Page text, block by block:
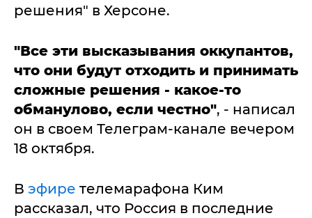
решения" в Херсоне.
"Все эти высказывания оккупантов,
что они будут отходить и принимать
сложные решения - какое-то
обманулово, если честно", - написал
он в своем Телеграм-канале вечером
18 октября.
В эфире телемарафона Ким
рассказал, что Россия в последние